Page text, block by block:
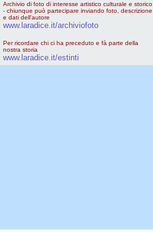
Archivio di foto di interesse artistico culturale e storico
- chiunque può partecipare inviando foto, descrizione
e dati dell'autore
www.laradice.it/archiviofoto
Per ricordare chi ci ha preceduto e fà parte della
nostra storia
www.laradice.it/estinti